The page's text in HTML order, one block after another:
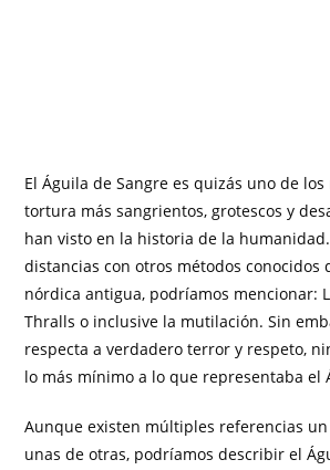
El Águila de Sangre es quizás uno de
tortura más sangrientos, grotescos y
han visto en la historia de la
distancias con otros métodos conocidos
nórdica antigua, podríamos mencionar:
Thralls o inclusive la mutilación. Sin
respecta a verdadero terror y respeto,
lo más mínimo a lo que representaba el
Aunque existen múltiples referencias un
unas de otras, podríamos describir el